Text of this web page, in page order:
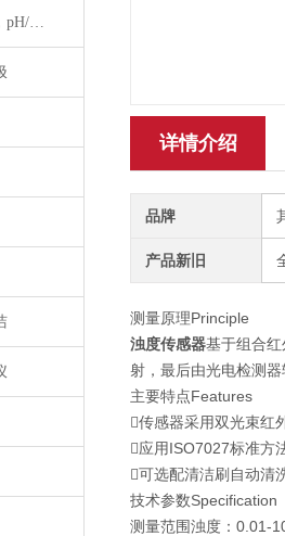
参数
详情介绍
品牌
产品新旧
测量原理Principle
浊度传感器基于组合
射，最后由光电检测
主要特点Features
传感器采用双光束红
应用ISO7027标准方
可选配清洁刷自动清
技术参数Specification
测量范围浊度：0.01-